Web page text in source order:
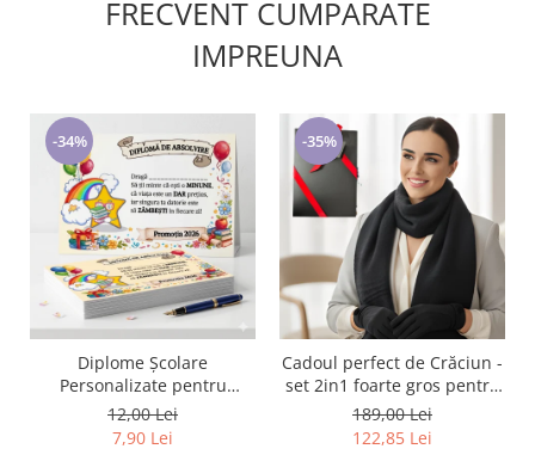
FRECVENT CUMPARATE
IMPREUNA
-34%
Diplome Școlare
Personalizate pentru
Absolventi de scoala sau
gradinita
12,00 Lei
7,90 Lei
-35%
Cadoul perfect de Crăciun -
set 2in1 foarte gros pentru
femei 5709 negru
189,00 Lei
122,85 Lei